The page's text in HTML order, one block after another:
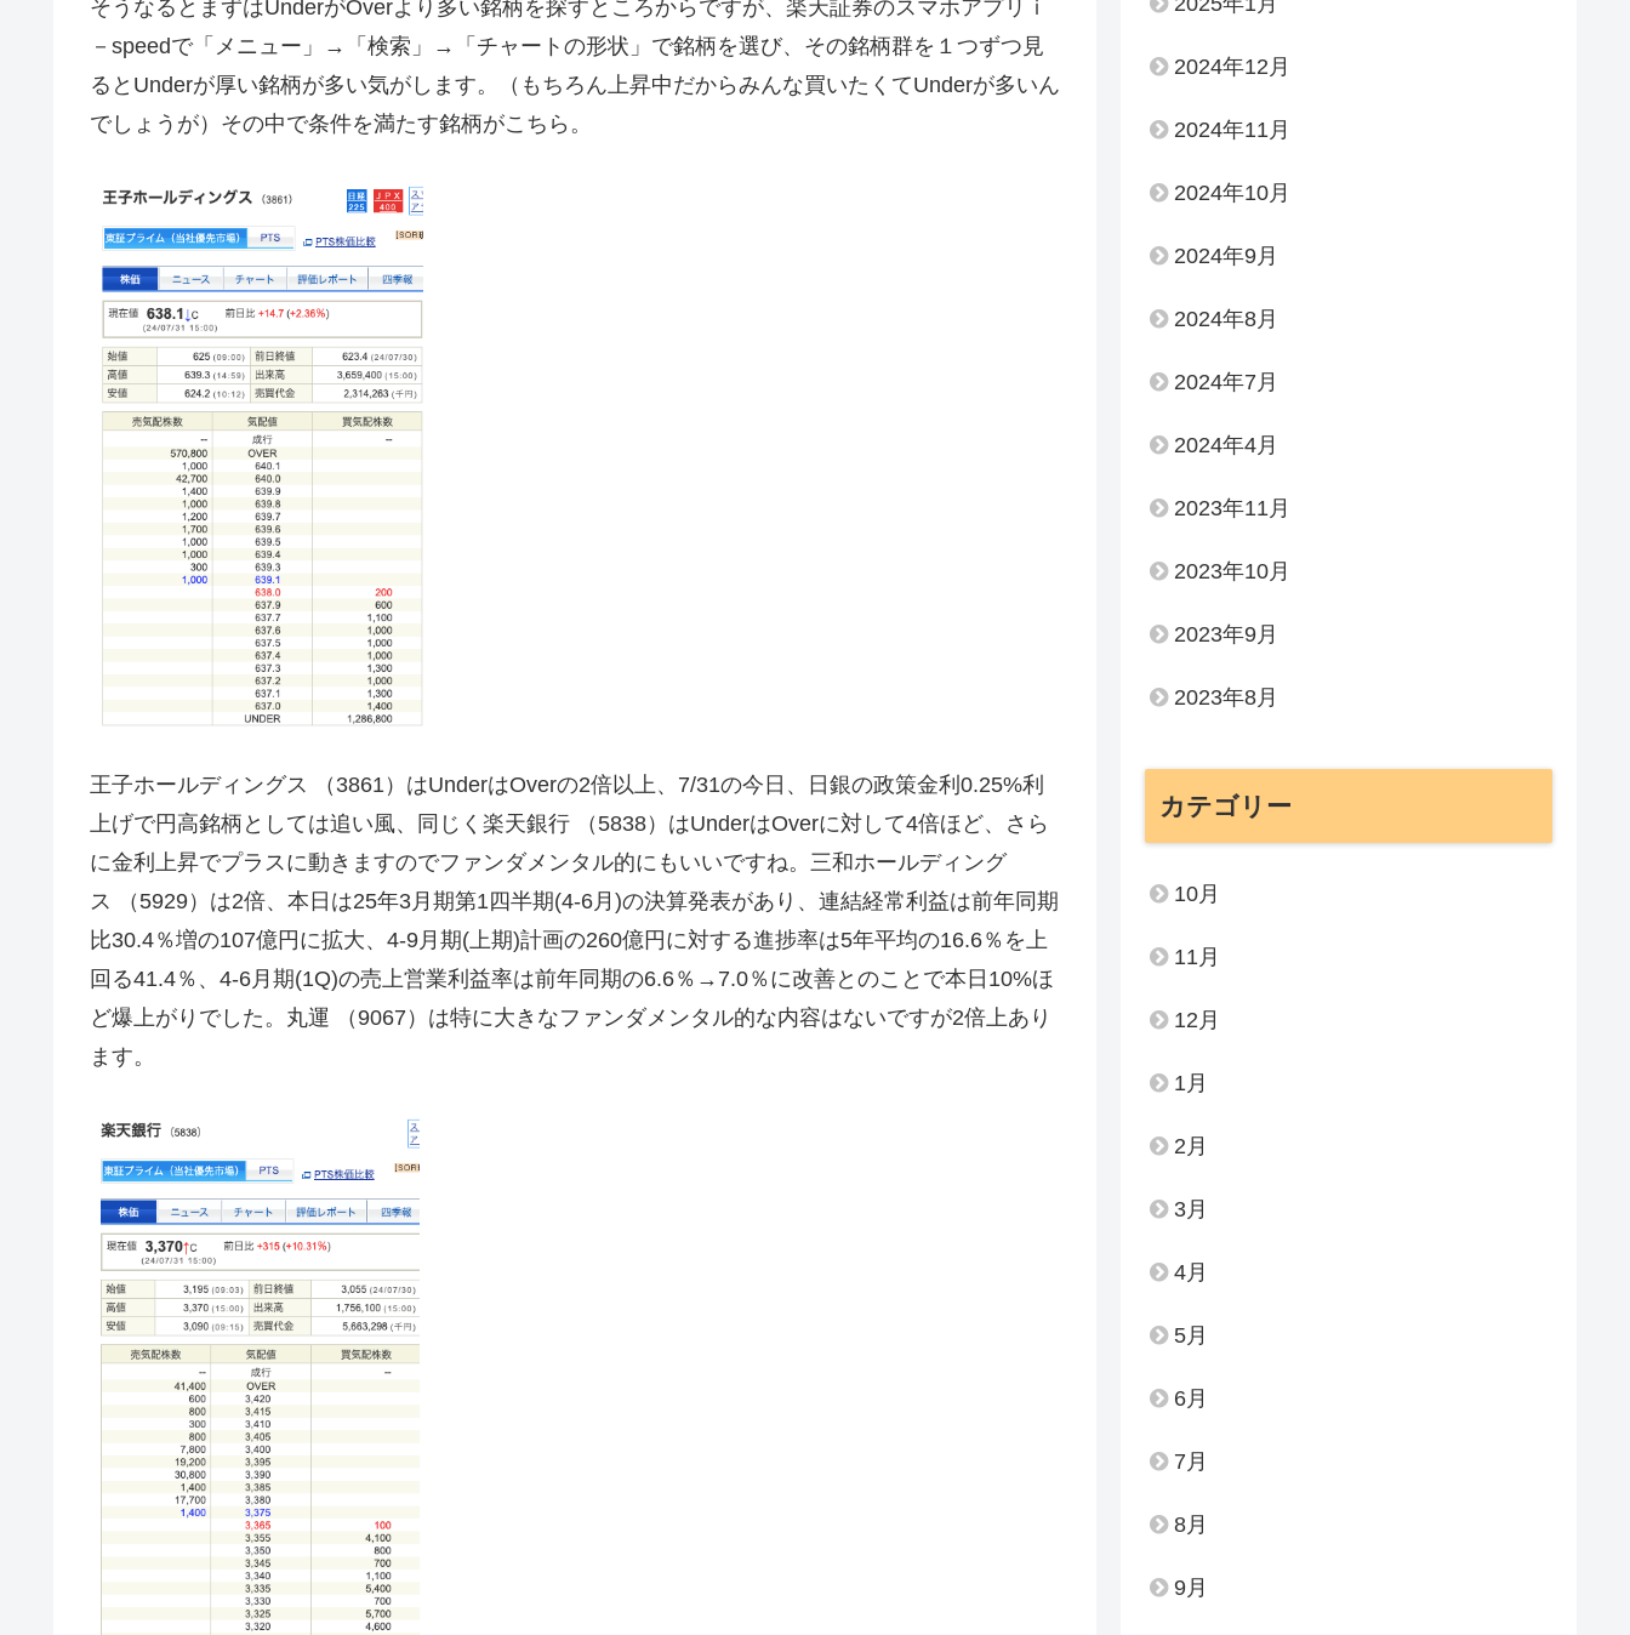
そうなるとまずはUnderがOverより多い銘柄を探すところからですが、楽天証券のスマホアプリｉ
－speedで「メニュー」→「検索」→「チャートの形状」で銘柄を選び、その銘柄群を１つずつ見
るとUnderが厚い銘柄が多い気がします。（もちろん上昇中だからみんな買いたくてUnderが多いん
でしょうが）その中で条件を満たす銘柄がこちら。
王子ホールディングス （3861）はUnderはOverの2倍以上、7/31の今日、日銀の政策金利0.25%利
上げで円高銘柄としては追い風、同じく楽天銀行 （5838）はUnderはOverに対して4倍ほど、さら
に金利上昇でプラスに動きますのでファンダメンタル的にもいいですね。三和ホールディング
ス （5929）は2倍、本日は25年3月期第1四半期(4-6月)の決算発表があり、連結経常利益は前年同期
比30.4％増の107億円に拡大、4-9月期(上期)計画の260億円に対する進捗率は5年平均の16.6％を上
回る41.4％、4-6月期(1Q)の売上営業利益率は前年同期の6.6％→7.0％に改善とのことで本日10%ほ
ど爆上がりでした。丸運 （9067）は特に大きなファンダメンタル的な内容はないですが2倍上あり
ます。
2024年12月
2024年11月
2024年10月
2024年9月
2024年8月
2024年7月
2024年4月
2023年11月
2023年10月
2023年9月
2023年8月
カテゴリー
10月
11月
12月
1月
2月
3月
4月
5月
6月
7月
8月
9月